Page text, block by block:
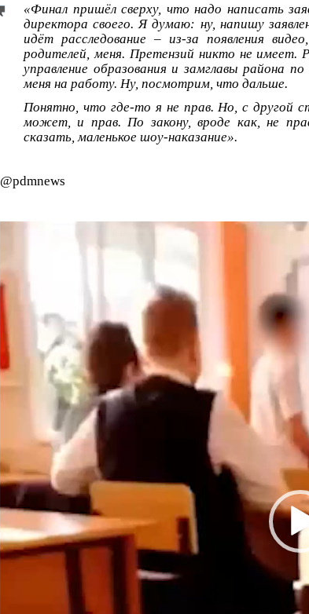
«Финал пришёл сверху, что надо написать
директора своего. Я думаю: ну, напишу
идёт расследование – из-за появления
родителей, меня. Претензий никто не имеет.
управление образования и замглавы района
меня на работу. Ну, посмотрим, что дальше.
Понятно, что где-то я не прав. Но, с другой
может, и прав. По закону, вроде как, не
сказать, маленькое шоу-наказание».
@pdmnews